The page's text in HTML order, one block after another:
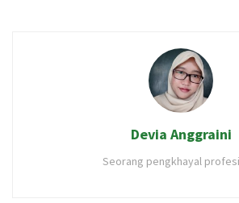
Devia Anggraini
Seorang pengkhayal